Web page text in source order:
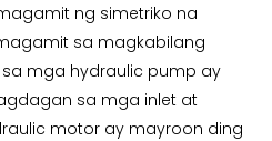
ng simetriko na
sa magkabilang
mga hydraulic pump ay
sa mga inlet at
motor ay mayroon ding